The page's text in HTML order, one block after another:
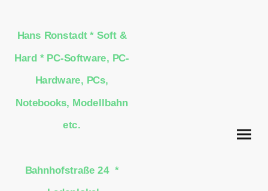
Hans Ronstadt * Soft &
Hard * PC-Software, PC-
Hardware, PCs,
Notebooks, Modellbahn
etc.
Bahnhofstraße 24 *